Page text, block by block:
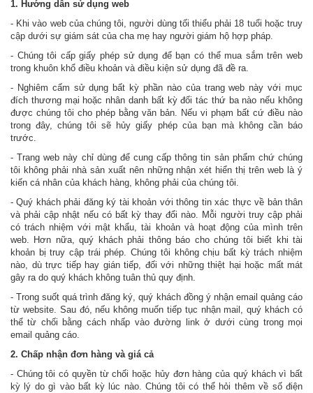
1. Hướng dẫn sử dụng web
- Khi vào web của chúng tôi, người dùng tối thiểu phải 18 tuổi hoặc truy
cập dưới sự giám sát của cha mẹ hay người giám hộ hợp pháp.
- Chúng tôi cấp giấy phép sử dụng để bạn có thể mua sắm trên web
trong khuôn khổ điều khoản và điều kiện sử dụng đã đề ra.
- Nghiêm cấm sử dụng bất kỳ phần nào của trang web này với mục
đích thương mại hoặc nhân danh bất kỳ đối tác thứ ba nào nếu không
được chúng tôi cho phép bằng văn bản. Nếu vi phạm bất cứ điều nào
trong đây, chúng tôi sẽ hủy giấy phép của bạn mà không cần báo
trước.
- Trang web này chỉ dùng để cung cấp thông tin sản phẩm chứ chúng
tôi không phải nhà sản xuất nên những nhận xét hiển thị trên web là ý
kiến cá nhân của khách hàng, không phải của chúng tôi.
- Quý khách phải đăng ký tài khoản với thông tin xác thực về bản thân
và phải cập nhật nếu có bất kỳ thay đổi nào. Mỗi người truy cập phải
có trách nhiệm với mật khẩu, tài khoản và hoạt động của mình trên
web. Hơn nữa, quý khách phải thông báo cho chúng tôi biết khi tài
khoản bị truy cập trái phép. Chúng tôi không chịu bất kỳ trách nhiệm
nào, dù trực tiếp hay gián tiếp, đối với những thiệt hại hoặc mất mát
gây ra do quý khách không tuân thủ quy định.
- Trong suốt quá trình đăng ký, quý khách đồng ý nhận email quảng cáo
từ website. Sau đó, nếu không muốn tiếp tục nhận mail, quý khách có
thể từ chối bằng cách nhấp vào đường link ở dưới cùng trong mọi
email quảng cáo.
2. Chấp nhận đơn hàng và giá cả
- Chúng tôi có quyền từ chối hoặc hủy đơn hàng của quý khách vì bất
kỳ lý do gì vào bất kỳ lúc nào. Chúng tôi có thể hỏi thêm về số điện